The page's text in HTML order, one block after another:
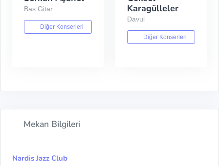
Bas Gitar
Diğer Konserleri
Karagülleler
Davul
Diğer Konserleri
Mekan Bilgileri
Nardis Jazz Club